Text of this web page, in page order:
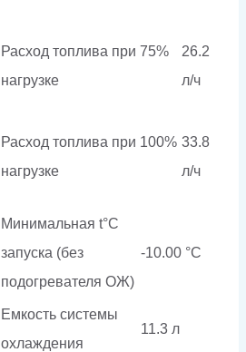
Расход топлива при 75%
нагрузке
26.2
л/ч
Расход топлива при 100%
нагрузке
33.8
л/ч
Минимальная t°С
запуска (без
подогревателя ОЖ)
-10.00 °С
Емкость системы
охлаждения
11.3 л